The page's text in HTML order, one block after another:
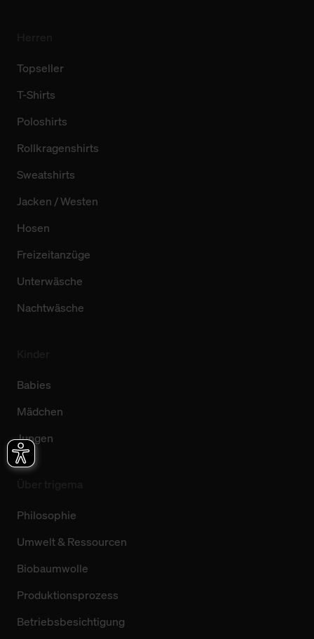
Topseller
T-Shirts
Poloshirts
Rollkragenshirts
Sweatshirts
Jacken / Westen
Hosen
Freizeitanzüge
Unterwäsche
Nachtwäsche
Babies
Mädchen
Jungen
Philosophie
Umwelt & Ressourcen
Biobaumwolle
Produktionsprozess
Betriebsbesichtigung